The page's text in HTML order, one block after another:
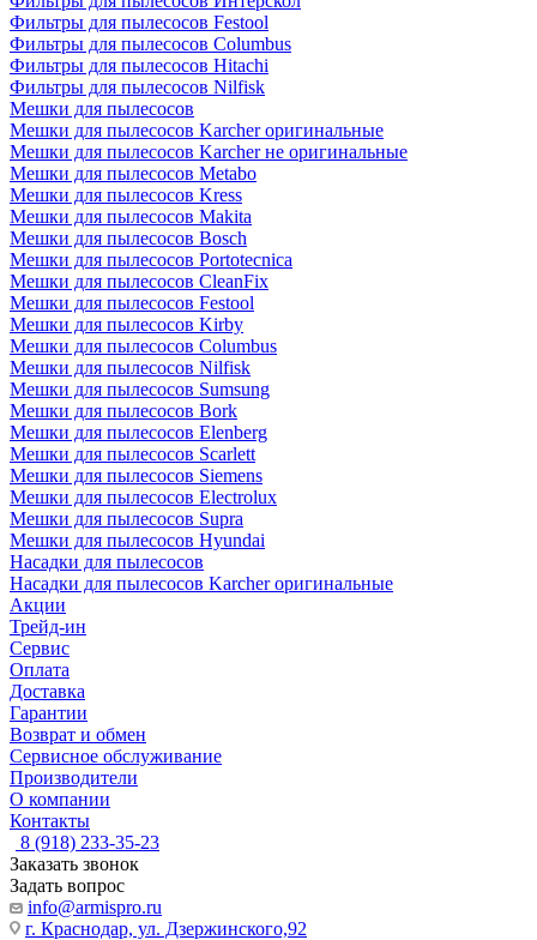
Фильтры для пылесосов Festool
Фильтры для пылесосов Columbus
Фильтры для пылесосов Hitachi
Фильтры для пылесосов Nilfisk
Мешки для пылесосов
Мешки для пылесосов Karcher оригинальные
Мешки для пылесосов Karcher не оригинальные
Мешки для пылесосов Metabo
Мешки для пылесосов Kress
Мешки для пылесосов Makita
Мешки для пылесосов Bosch
Мешки для пылесосов Portotecnica
Мешки для пылесосов CleanFix
Мешки для пылесосов Festool
Мешки для пылесосов Kirby
Мешки для пылесосов Columbus
Мешки для пылесосов Nilfisk
Мешки для пылесосов Sumsung
Мешки для пылесосов Bork
Мешки для пылесосов Elenberg
Мешки для пылесосов Scarlett
Мешки для пылесосов Siemens
Мешки для пылесосов Electrolux
Мешки для пылесосов Supra
Мешки для пылесосов Hyundai
Насадки для пылесосов
Насадки для пылесосов Karcher оригинальные
Акции
Трейд-ин
Сервис
Оплата
Доставка
Гарантии
Возврат и обмен
Сервисное обслуживание
Производители
О компании
Контакты
8 (918) 233-35-23
Заказать звонок
Задать вопрос
info@armispro.ru
г. Краснодар, ул. Дзержинского,92